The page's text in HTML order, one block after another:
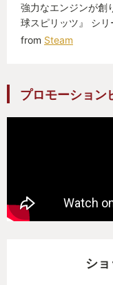
①球種を決定(ボ
タンを押す)、の
があることに、軽
目指すぜ！セ・
強力なエンジンが創
球スピリッツ』 シリ
from Steam
プロモーション
シ